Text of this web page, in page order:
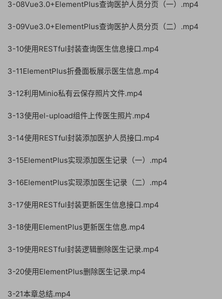
3-08Vue3.0+ElementPlus查询医护人员分页（一）.mp4
3-09Vue3.0+ElementPlus查询医护人员分页（二）.mp4
3-10使用RESTful封装查询医生信息接口.mp4
3-11ElementPlus折叠面板展示医生信息.mp4
3-12利用Minio私有云保存照片文件.mp4
3-13使用el-upload组件上传医生照片.mp4
3-14使用RESTful封装添加医护人员接口.mp4
3-15ElementPlus实现添加医生记录（一）.mp4
3-16ElementPlus实现添加医生记录（二）.mp4
3-17使用RESTful封装更新医生信息接口.mp4
3-18使用ElementPlus更新医生信息.mp4
3-19使用RESTful封装逻辑删除医生记录.mp4
3-20使用ElementPlus删除医生记录.mp4
3-21本章总结.mp4